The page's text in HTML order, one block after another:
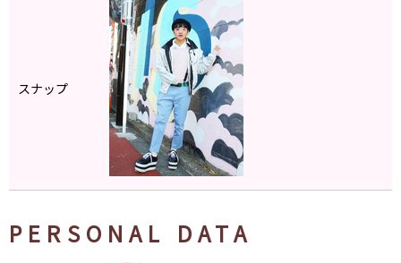
スナップ
PERSONAL DATA